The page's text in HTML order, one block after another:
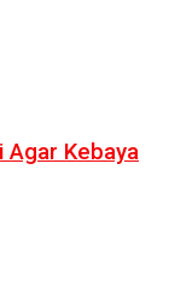
Agar Kebaya